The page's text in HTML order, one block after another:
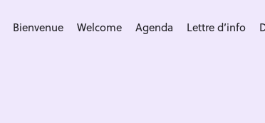
Bienvenue Welcome Agenda Lettre d’info